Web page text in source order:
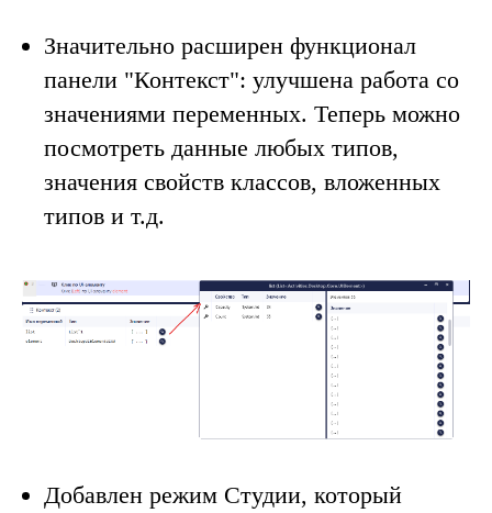
Значительно расширен функционал
панели "Контекст": улучшена работа со
значениями переменных. Теперь можно
посмотреть данные любых типов,
значения свойств классов, вложенных
типов и т.д.
Добавлен режим Студии, который